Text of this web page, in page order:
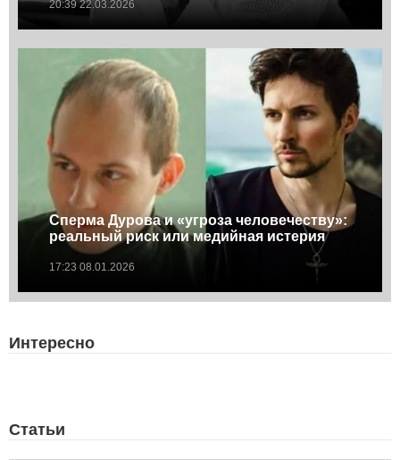
20:39 22.03.2026
Сперма Дурова и «угроза человечеству»:
реальный риск или медийная истерия
17:23 08.01.2026
Интересно
Статьи